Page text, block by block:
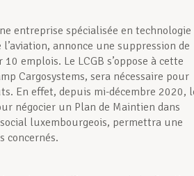
entreprise spécialisée en technologie
annonce une suppression de
emplois. Le LCGB s’oppose à cette
Cargosystems, sera nécessaire pour
En effet, depuis mi-décembre 2020,
négocier un Plan de Maintien dans
luxembourgeois, permettra une
concernés.